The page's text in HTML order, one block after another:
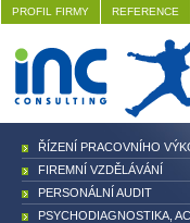
PROFIL FIRMY REFERENCE
ŘÍZENÍ PRACOVNÍHO
FIREMNÍ VZDĚLÁVÁNÍ
PERSONÁLNÍ AUDIT
PSYCHODIAGNOSTIKA,